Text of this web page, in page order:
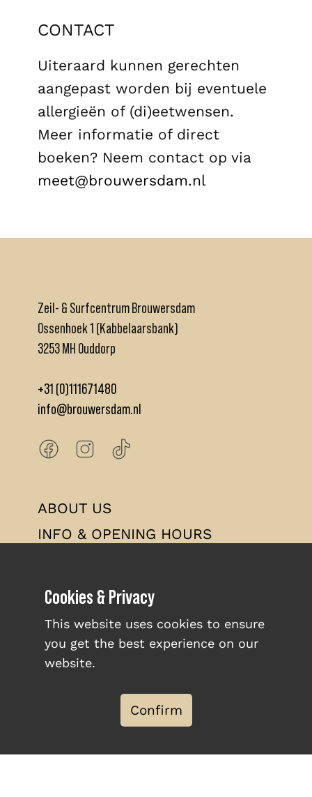
CONTACT
Uiteraard kunnen gerechten
aangepast worden bij eventuele
allergieën of (di)eetwensen.
Meer informatie of direct
boeken? Neem contact op via
meet@brouwersdam.nl
Zeil- & Surfcentrum Brouwersdam
Ossenhoek 1 (Kabbelaarsbank)
3253 MH Ouddorp
+31 (0)111671480
info@brouwersdam.nl
ABOUT US
INFO & OPENING HOURS
PRIVACY POLICY
© Zeil- & Surfcentrum
Cookies & Privacy
This website uses cookies to ensure
you get the best experience on our
website.
Confirm